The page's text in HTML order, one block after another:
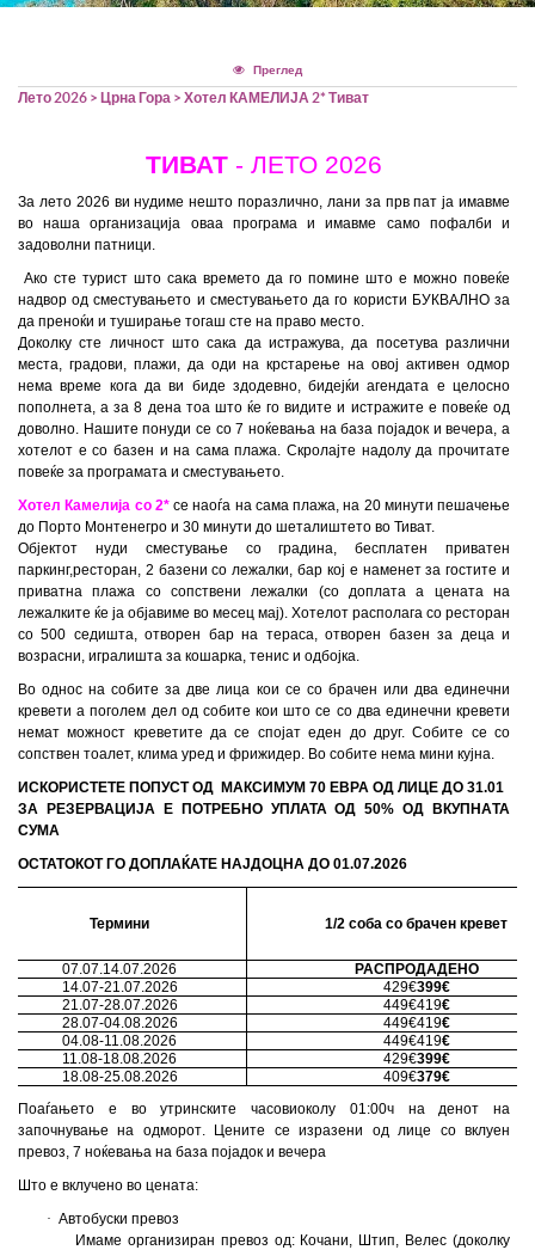
Преглед
Лето 2026 > Црна Гора > Хотел КАМЕЛИЈА 2* Тиват
ТИВАТ - ЛЕТО 2026
За лето 2026 ви нудиме нешто поразлично, лани за прв пат ја имавме
во наша организација оваа програма и имавме само пофалби и
задоволни патници.
Ако сте турист што сака времето да го помине што е можно повеќе
надвор од сместувањето и сместувањето да го користи БУКВАЛНО за
да преноќи и туширање тогаш сте на право место.
Доколку сте личност што сака да истражува, да посетува различни
места, градови, плажи, да оди на крстарење на овој активен одмор
нема време кога да ви биде здодевно, бидејќи агендата е целосно
пополнета, а за 8 дена тоа што ќе го видите и истражите е повеќе од
доволно. Нашите понуди се со 7 ноќевања на база појадок и вечера, а
хотелот е со базен и на сама плажа. Скролајте надолу да прочитате
повеќе за програмата и сместувањето.
Хотел Камелија со 2*се наоѓа на сама плажа, на 20 минути пешачење
до Порто Монтенегро и 30 минути до шеталиштето во Тиват.
Објектот нуди сместување со градина, бесплатен приватен
паркинг,ресторан, 2 базени со лежалки, бар кој е наменет за гостите и
приватна плажа со сопствени лежалки (со доплата а цената на
лежалките ќе ја објавиме во месец мај). Хотелот располага со ресторан
со 500 седишта, отворен бар на тераса, отворен базен за деца и
возрасни, игралишта за кошарка, тенис и одбојка.
Во однос на собите за две лица кои се со брачен или два единечни
кревети а поголем дел од собите кои што се со два единечни кревети
немат можност креветите да се спојат еден до друг. Собите се со
сопствен тоалет, клима уред и фрижидер. Во собите нема мини кујна.
ИСКОРИСТЕТЕ ПОПУСТ ОД МАКСИМУМ 70 ЕВРА ОД ЛИЦЕ ДО 31.01
ЗА РЕЗЕРВАЦИЈА Е ПОТРЕБНО УПЛАТА ОД 50% ОД ВКУПНАТА
СУМА
ОСТАТОКОТ ГО ДОПЛАЌАТЕ НАЈДОЦНА ДО 01.07.2026
Термини 1/2 соба со брачен кревет
07.07.14.07.2026
РАСПРОДАДЕНО
14.07-21.07.2026 429€399€
21.07-28.07.2026 449€419€
28.07-04.08.2026 449€419€
04.08-11.08.2026 449€419€
11.08-18.08.2026 429€399€
18.08-25.08.2026 409€379€
Поаѓањето е во утринските часовиoколу 01:00ч на денот на
започнување на одморот.
Цените се изразени од лице со вклуен
превоз, 7 ноќевања на база појадок и вечера
Што е вклучено во цената:
· Автобуски превоз
Имаме организиран превоз од: Кочани, Штип, Велес (доколку
Тим билдинг
Rent A Bus
Оглас за вработување во Т.А.
Cancellation Policy
Системот за влез/излез во
Европската Унија (ЕЕС)